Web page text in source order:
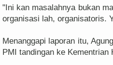
"Ini kan masalahnya bukan
organisasi lah, organisatoris.
Menanggapi laporan itu,
PMI tandingan ke